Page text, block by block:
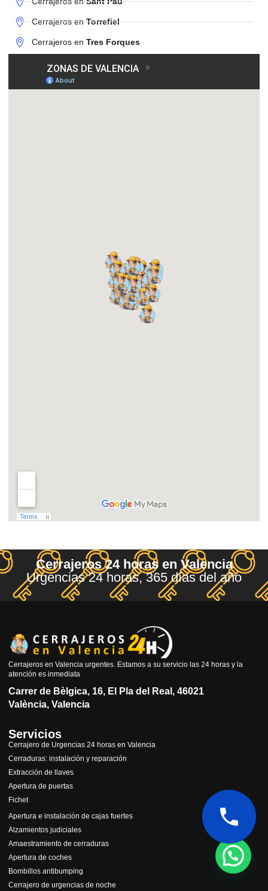
Cerrajeros enTorrefiel
Cerrajeros en Tres Forques
Cerrajeros 24 horas en Valencia
Urgencias 24 horas, 365 días del año
Cerrajeros en Valencia urgentes. Estamos a su servicio las 24 horas y la
atención es inmediata
Carrer de Bèlgica, 16, El Pla del Real, 46021
València, Valencia
Servicios
Cerrajero de Urgencias 24 horas en Valencia
Cerraduras: instalación y reparación
Extracción de llaves
Apertura de puertas
Fichet
Apertura e instalación de cajas fuertes
Alzamientos judiciales
Amaestramiento de cerraduras
Apertura de coches
Bombillos antibumping
Cerrajero de urgencias de noche